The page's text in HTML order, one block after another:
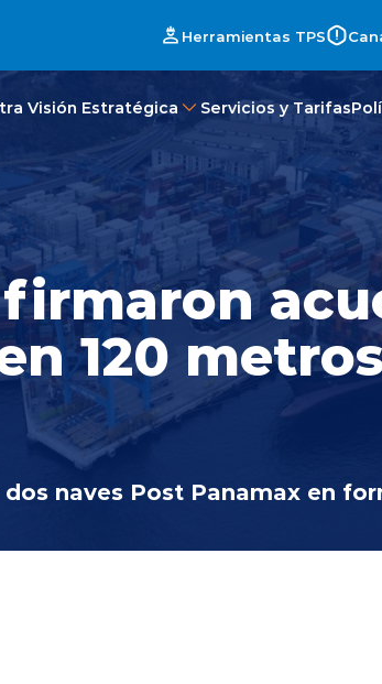
Herramientas TPS
Visión Estratégica Servicios y Tarifas
firmaron
120
naves Post Panamax en